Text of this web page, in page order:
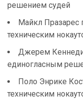
решением судей
Майкл
техническим
Джерем
единогласным
Поло Энрике
техническим